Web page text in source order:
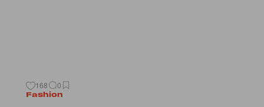
168 0
Fashion